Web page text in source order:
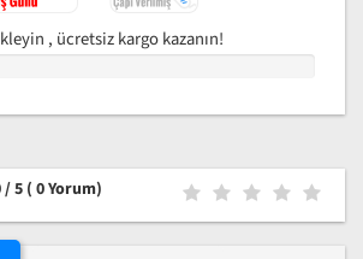
, ücretsiz kargo kazanın!
/ 5 ( 0 Yorum)